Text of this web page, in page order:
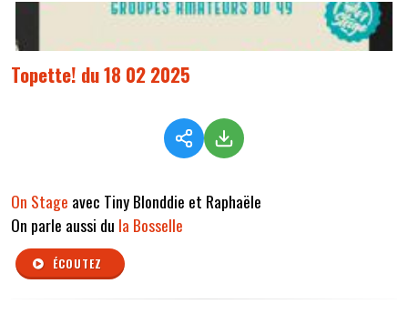
Topette! du 18 02 2025
On Stage avec Tiny Blonddie et Raphaële
On parle aussi du la Bosselle
ÉCOUTEZ